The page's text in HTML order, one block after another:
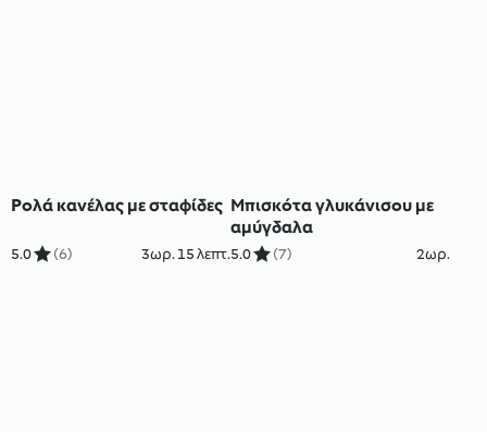
Ρολά κανέλας με σταφίδες
5.0 (6) 3ωρ. 15 λεπτ.
Μπισκότα γλυκάνισου με
αμύγδαλα
5.0 (7) 2ωρ.